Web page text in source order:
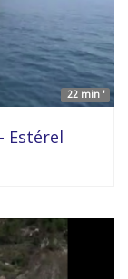
22 min '
Estérel